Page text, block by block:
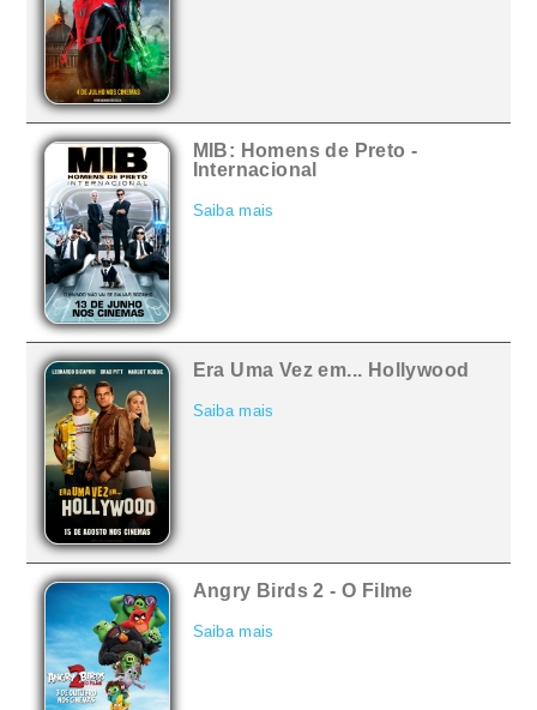
MIB: Homens de Preto -
Internacional
Saiba mais
Era Uma Vez em... Hollywood
Saiba mais
Angry Birds 2 - O Filme
Saiba mais